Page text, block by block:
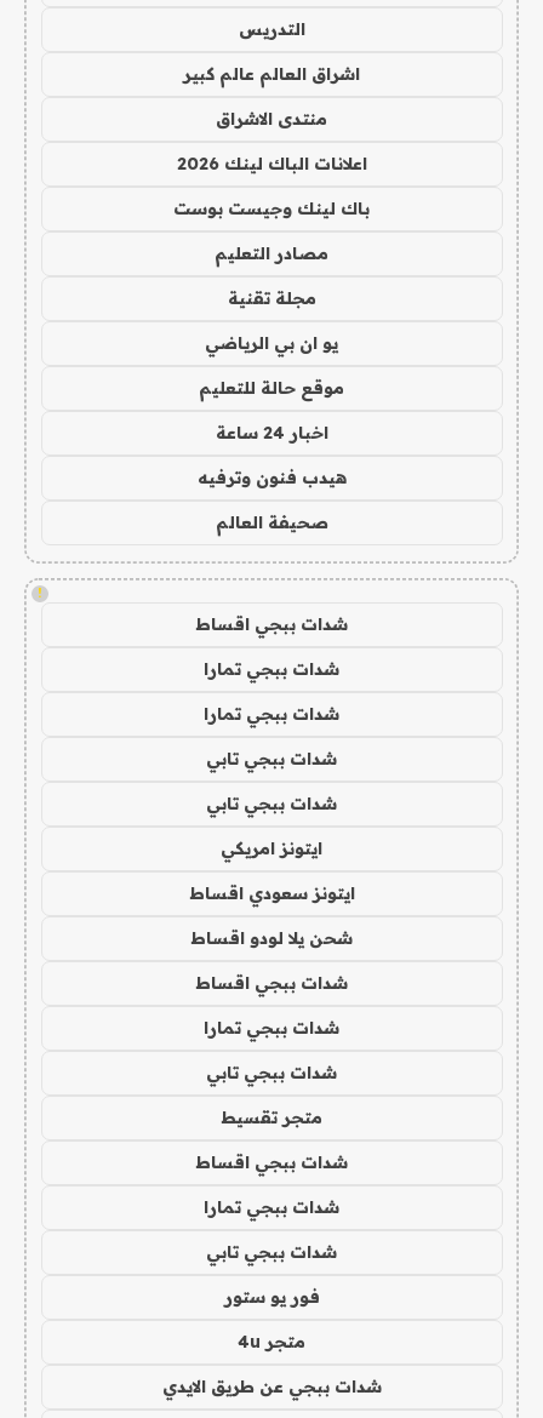
التدريس
اشراق العالم عالم كبير
منتدى الاشراق
اعلانات الباك لينك 2026
باك لينك وجيست بوست
مصادر التعليم
مجلة تقنية
يو ان بي الرياضي
موقع حالة للتعليم
اخبار 24 ساعة
هيدب فنون وترفيه
صحيفة العالم
!
شدات ببجي اقساط
شدات ببجي تمارا
شدات ببجي تمارا
شدات ببجي تابي
شدات ببجي تابي
ايتونز امريكي
ايتونز سعودي اقساط
شحن يلا لودو اقساط
شدات ببجي اقساط
شدات ببجي تمارا
شدات ببجي تابي
متجر تقسيط
شدات ببجي اقساط
شدات ببجي تمارا
شدات ببجي تابي
فور يو ستور
متجر 4u
شدات ببجي عن طريق الايدي